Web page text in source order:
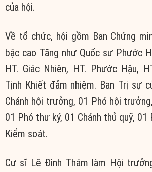
của hội.
Về tổ chức, hội gồm Ban Chứng
bậc cao Tăng như Quốc sư Phước
HT. Giác Nhiên, HT. Phước Hậu,
Tịnh Khiết đảm nhiệm. Ban Trị sự
Chánh hội trưởng, 01 Phó hội
01 Phó thư ký, 01 Chánh thủ quỹ, 01
Kiểm soát.
Cư sĩ Lê Đình Thám làm Hội